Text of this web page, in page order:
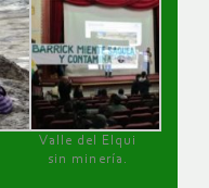
Valle del Elqui
sin minería.